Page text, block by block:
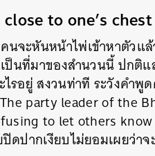
to one’s chest
นจะหันหน้าไพ่เข้าหาตัวแ
ป็นที่มาของสำนวนนี้ ปกติ
อยู่ สงวนท่าที ระวังคำพู
The party leader of the
to let others
ดปากเงียบไม่ยอมเผยว่าจ